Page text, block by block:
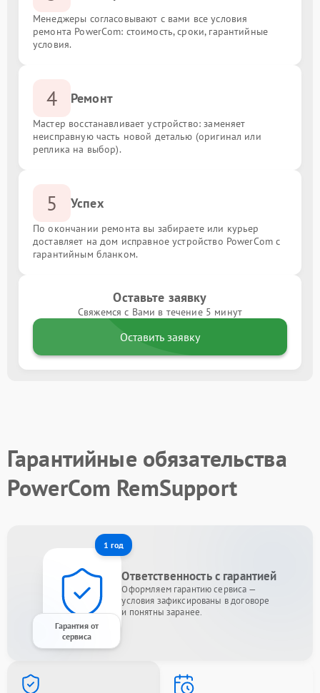
Менеджеры согласовывают с вами все условия
ремонта PowerCom: стоимость, сроки, гарантийные
условия.
4 Ремонт
Мастер восстанавливает устройство: заменяет
неисправную часть новой деталью (оригинал или
реплика на выбор).
5 Успех
По окончании ремонта вы забираете или курьер
доставляет на дом исправное устройство PowerCom с
гарантийным бланком.
Оставьте заявку
Свяжемся с Вами в течение 5 минут
Оставить заявку
Гарантийные обязательства
PowerCom RemSupport
1 год
Гарантия от
сервиса
Ответственность с гарантией
Оформляем гарантию сервиса —
условия зафиксированы в договоре
и понятны заранее.